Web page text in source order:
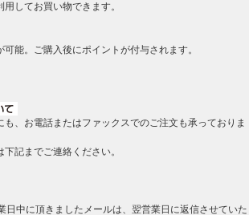
してお買い物できます。
能。ご購入後にポイントが付与されます。
も、お電話またはファックスでのご注文も承っておりま
記までご連絡ください。
中に頂きましたメールは、翌営業日に返信させていた